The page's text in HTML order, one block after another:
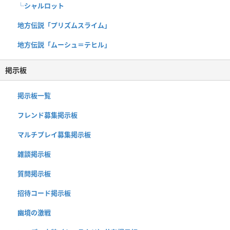
└シャルロット
地方伝説「プリズムスライム」
地方伝説「ムーシュ＝テヒル」
掲示板
掲示板一覧
フレンド募集掲示板
マルチプレイ募集掲示板
雑談掲示板
質問掲示板
招待コード掲示板
幽境の激戦